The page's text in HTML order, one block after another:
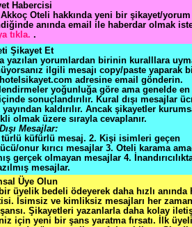
Habercisi
Akkoç Oteli hakkında yeni bir şikayet/yorum
anında email ile haberdar olmak
tıkla. .
Şikayet Et
yazılan yorumlardan birinin kuralllara
ilgili mesajı copy/paste yaparak
adresine email gönderin.
yoğunluğa göre ama genelde
sonuçlandırılır. Kural dışı mesajlar
kaldırılır. Ancak şikayetler
olmak üzere sırayla cevaplanır.
Mesajlar:
türlü küfürlü mesaj. 2. Kişi isimleri geçen
onur kırıcı mesajlar 3. Oteli karama
gerçek olmayan mesajlar 4.
mesajlar.
Üye Olun
bir üyelik bedeli ödeyerek daha hızlı
İsimsiz ve kimliksiz mesajları her zaman
Şikayetleri yazanlarla daha kolay
için yeni bir şans yaratma fırsatı. İlk